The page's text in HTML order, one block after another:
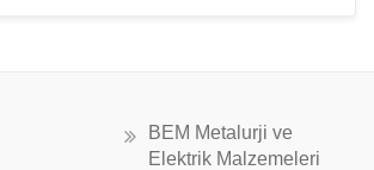
BEM Metalurji ve
Elektrik Malzemeleri